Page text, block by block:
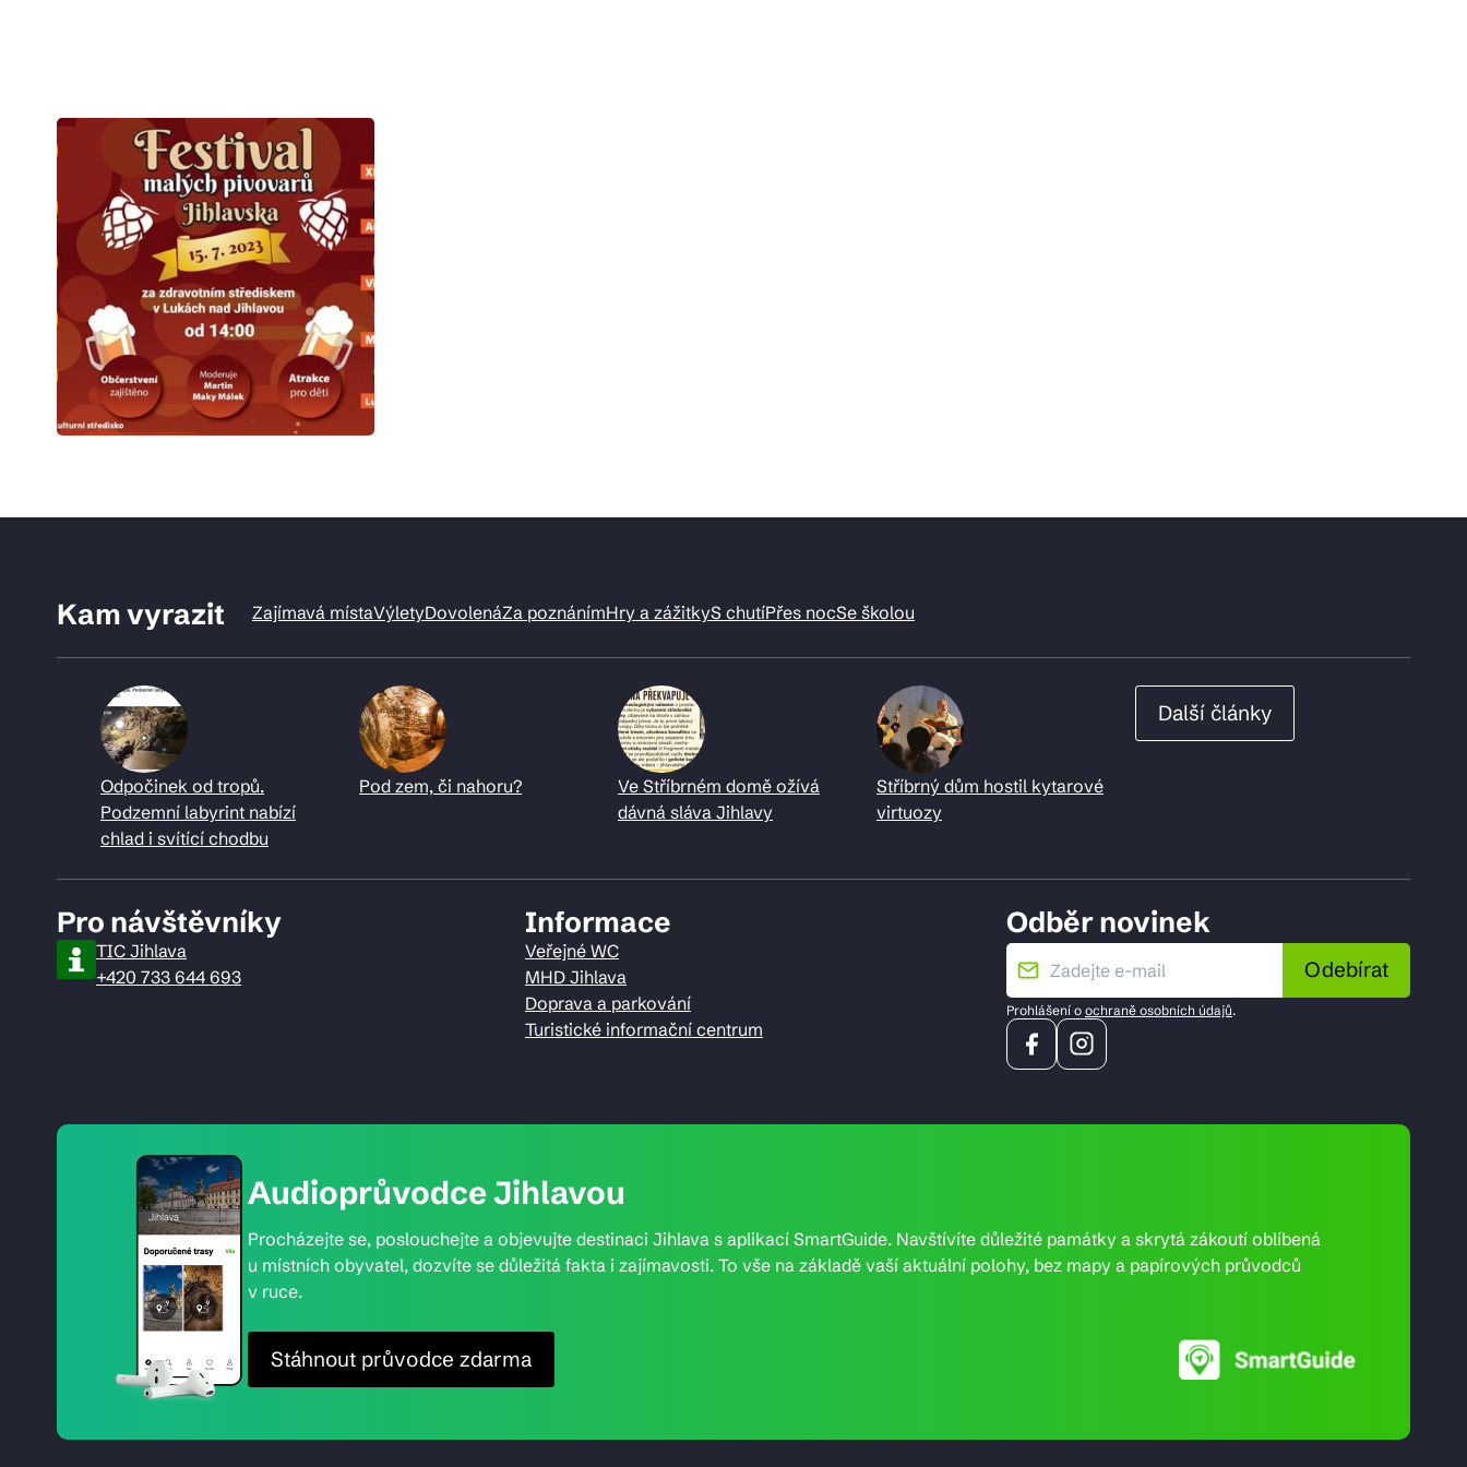
Kam vyrazit Zajímavá místaVýletyDovolenáZa poznánímHry a zážitkyS chutíPřes nocSe školou
Odpočinek od tropů.
Podzemní labyrint nabízí
chlad i svítící chodbu
Pod zem, či nahoru?
Ve Stříbrném domě ožívá
dávná sláva Jihlavy
Stříbrný dům hostil kytarové
virtuozy
Další články
Pro návštěvníky
TIC Jihlava
+420 733 644 693
Informace
Veřejné WC
MHD Jihlava
Doprava a parkování
Turistické informační centrum
Odběr novinek
Odebírat
Prohlášení o ochraně osobních údajů.
Audioprůvodce Jihlavou
Procházejte se, poslouchejte a objevujte destinaci Jihlava s aplikací SmartGuide. Navštívíte důležité památky a skrytá zákoutí oblíbená
u místních obyvatel, dozvíte se důležitá fakta i zajímavosti. To vše na základě vaší aktuální polohy, bez mapy a papírových průvodců
v ruce.
Stáhnout průvodce zdarma